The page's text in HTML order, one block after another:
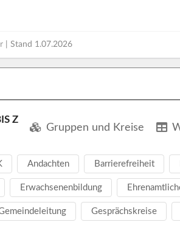
| Stand 1.07.2026
Z
Gruppen und Kreise
Andachten Barrierefreiheit
Erwachsenenbildung
Gesprächskreise